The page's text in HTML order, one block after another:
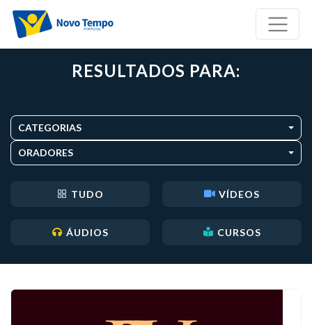
RESULTADOS PARA:
CATEGORIAS
ORADORES
TUDO VÍDEOS
ÁUDIOS CURSOS